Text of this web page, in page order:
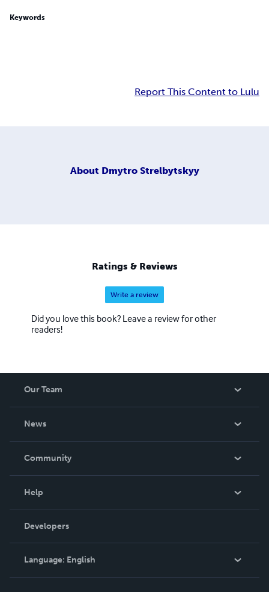
Keywords
Report This Content to Lulu
About Dmytro Strelbytskyy
Ratings & Reviews
Write a review
Did you love this book? Leave a review for other
readers!
Our Team
News
In The News
Community
Podcast
Help
Order Lookup
Knowledge Base
Contact Support
Developers
Language: English